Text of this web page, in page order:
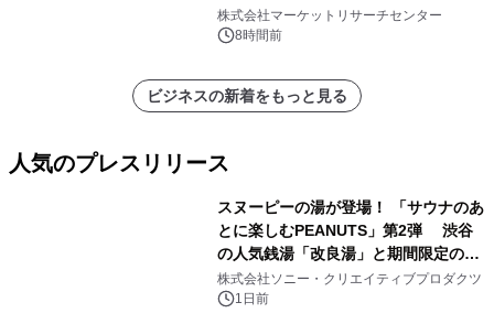
レポートを発表
株式会社マーケットリサーチセンター
8時間前
ビジネスの新着をもっと見る
人気のプレスリリース
スヌーピーの湯が登場！ 「サウナのあ
とに楽しむPEANUTS」第2弾 渋谷
の人気銭湯「改良湯」と期間限定のコ
ラボレーション サウナイキタイコラ
ボグッズも発売決定！
株式会社ソニー・クリエイティブプロダクツ
1日前